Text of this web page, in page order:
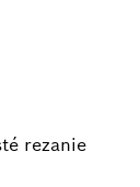
rezanie